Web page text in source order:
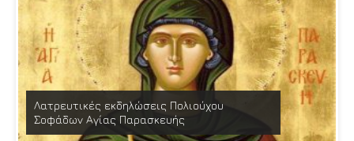
Λατρευτικές εκδηλώσεις Πολιούχου
Σοφάδων Αγίας Παρασκευής